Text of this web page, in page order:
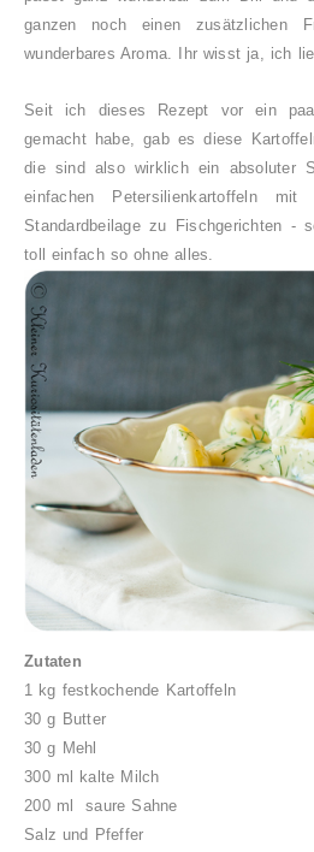
ganzen noch einen zusätzlichen
wunderbares Aroma. Ihr wisst ja, ich
Seit ich dieses Rezept vor ein
gemacht habe, gab es diese
die sind also wirklich ein absoluter
einfachen Petersilienkartoffeln
Standardbeilage zu Fischgerichten -
toll einfach so ohne alles.
Zutaten
1 kg festkochende Kartoffeln
30 g Butter
30 g Mehl
300 ml kalte Milch
200 ml saure Sahne
Salz und Pfeffer